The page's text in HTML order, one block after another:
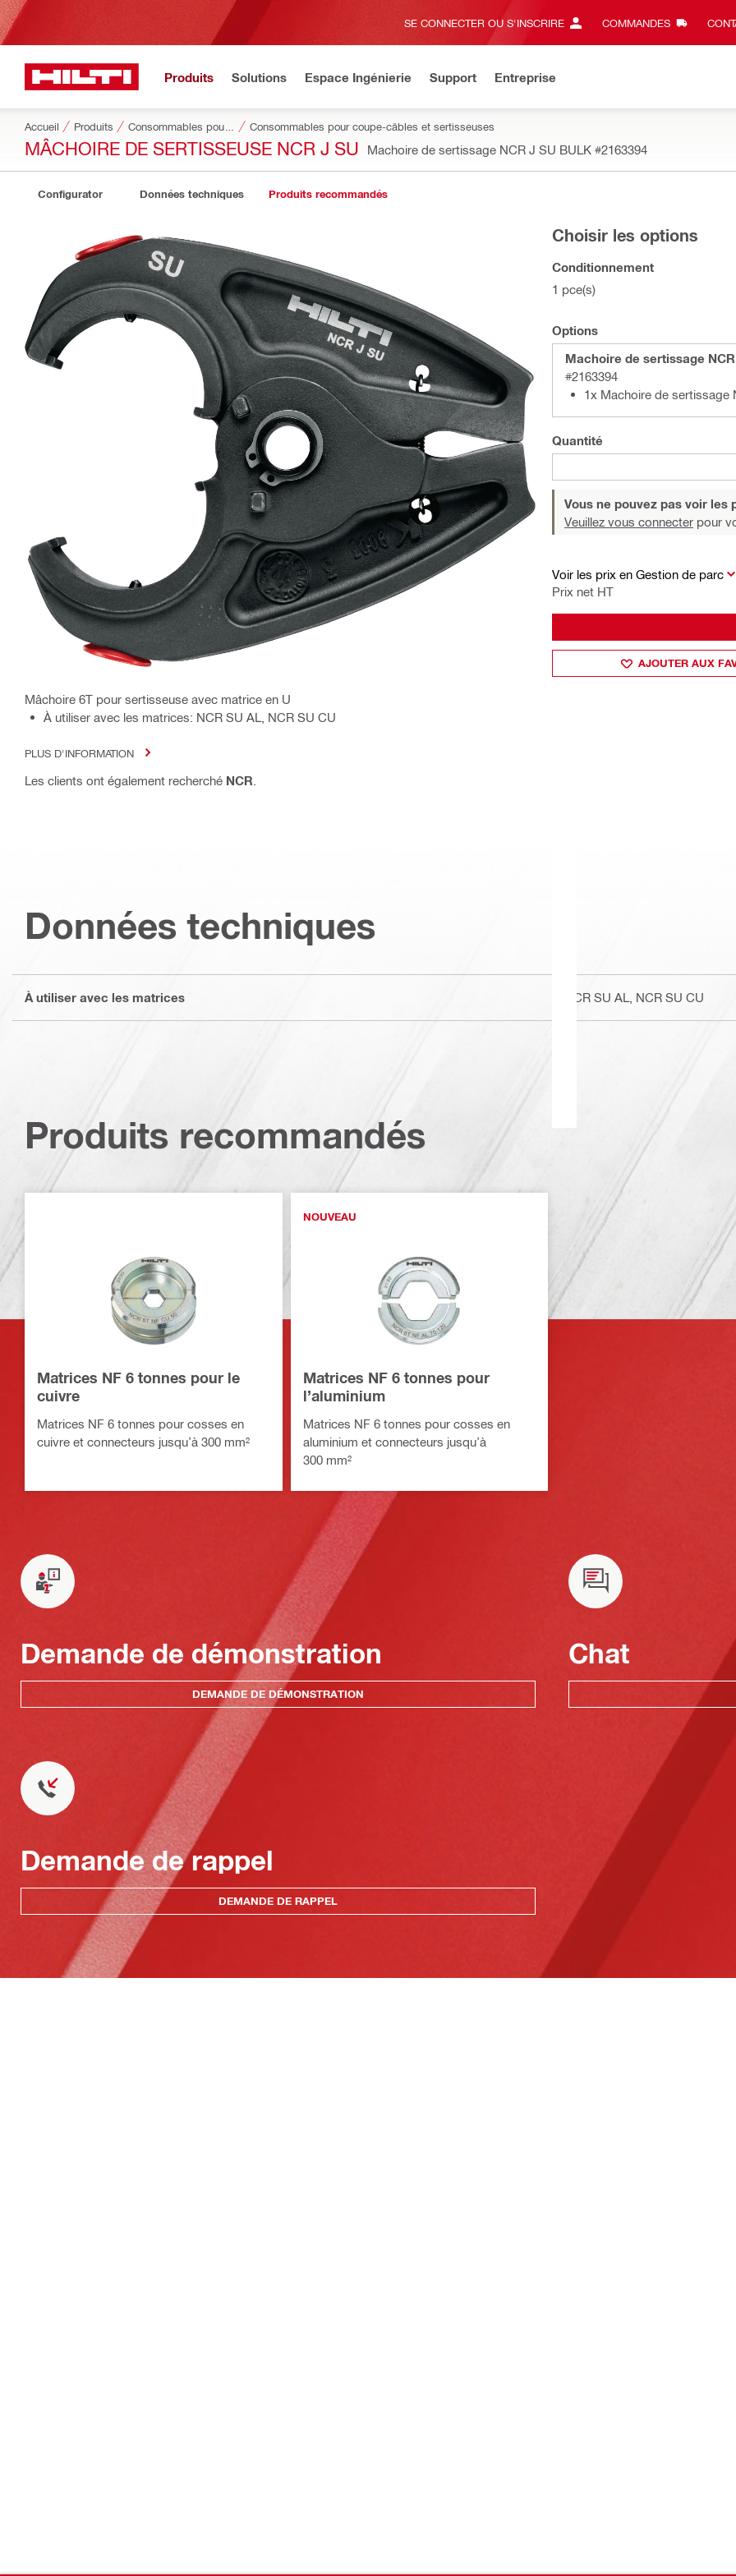
SE CONNECTER OU S'INSCRIRE COMMANDES
Produits Solutions Espace Ingénierie Support Entreprise
Accueil Produits Consommables pour coupe-câbles et sertisseuses
MÂCHOIRE DE SERTISSEUSE NCR J SU Machoire de sertissage NCR J SU BULK #2163394
Configurator Données techniques Produits recommandés
Mâchoire 6T pour sertisseuse avec matrice en U
À utiliser avec les matrices: NCR SU AL, NCR SU CU
PLUS D'INFORMATION
Les clients ont également recherché NCR
Choisir les options
Conditionnement
1 pce(s)
Options
Machoire de sertissage
#2163394
1x Machoire de sertissage
Quantité
Vous ne pouvez pas voir les
Veuillez vous connecter pour
Voir les prix en Gestion de parc
Prix net HT
AJOUTER AUX
Données techniques
À utiliser avec les matrices NCR SU AL, NCR SU CU
Produits recommandés
Matrices NF 6 tonnes pour le
cuivre
Matrices NF 6 tonnes pour cosses en
cuivre et connecteurs jusqu’à 300 mm²
NOUVEAU
Matrices NF 6 tonnes pour
l’aluminium
Matrices NF 6 tonnes pour cosses en
aluminium et connecteurs jusqu’à
300 mm²
Demande de démonstration
DEMANDE DE DÉMONSTRATION
Chat
Demande de rappel
DEMANDE DE RAPPEL